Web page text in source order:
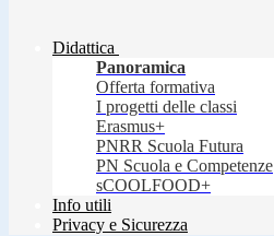
Didattica
Panoramica
Offerta formativa
I progetti delle classi
Erasmus+
PNRR Scuola Futura
PN Scuola e Competenze
sCOOLFOOD+
Info utili
Privacy e Sicurezza